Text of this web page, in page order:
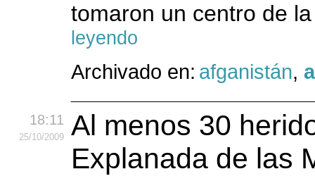
tomaron un centro de
leyendo
Archivado en: afganistán,
18:11
25/10/2009
Al menos 30
Explanada de las